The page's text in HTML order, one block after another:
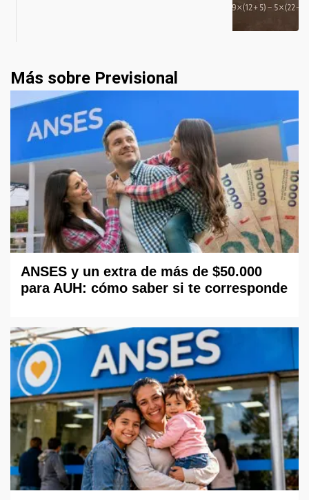
Más sobre Previsional
ANSES y un extra de más de $50.000
para AUH: cómo saber si te corresponde